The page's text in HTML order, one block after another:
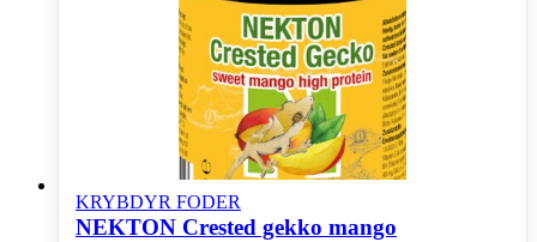
KRYBDYR FODER
NEKTON Crested gekko mango